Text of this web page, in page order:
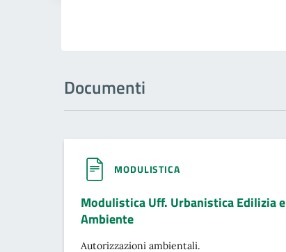
Documenti
MODULISTICA
Modulistica Uff. Urbanistica Edilizia e
Ambiente
Autorizzazioni ambientali.